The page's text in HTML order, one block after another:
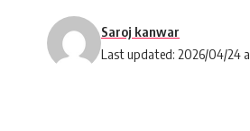
Last updated: 2026/04/24
Saroj kanwar